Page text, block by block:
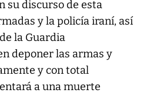
su discurso de esta
y la policía iraní, así
la Guardia
deponer las armas y
y con total
a una muerte